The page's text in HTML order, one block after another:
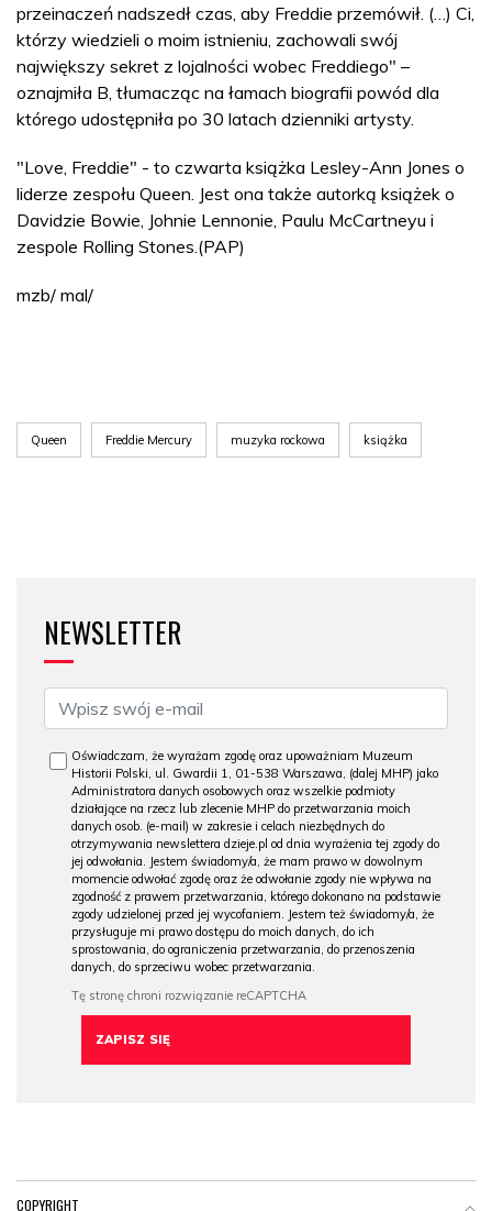
przeinaczeń nadszedł czas, aby Freddie przemówił. (…) Ci,
którzy wiedzieli o moim istnieniu, zachowali swój
największy sekret z lojalności wobec Freddiego" –
oznajmiła B, tłumacząc na łamach biografii powód dla
którego udostępniła po 30 latach dzienniki artysty.
"Love, Freddie" - to czwarta książka Lesley-Ann Jones o
liderze zespołu Queen. Jest ona także autorką książek o
Davidzie Bowie, Johnie Lennonie, Paulu McCartneyu i
zespole Rolling Stones.(PAP)
mzb/ mal/
Queen Freddie Mercury muzyka rockowa książka
NEWSLETTER
Oświadczam, że wyrażam zgodę oraz upoważniam Muzeum
Historii Polski, ul. Gwardii 1, 01-538 Warszawa, (dalej MHP) jako
Administratora danych osobowych oraz wszelkie podmioty
działające na rzecz lub zlecenie MHP do przetwarzania moich
danych osob. (e-mail) w zakresie i celach niezbędnych do
otrzymywania newslettera dzieje.pl od dnia wyrażenia tej zgody do
jej odwołania. Jestem świadomy/a, że mam prawo w dowolnym
momencie odwołać zgodę oraz że odwołanie zgody nie wpływa na
zgodność z prawem przetwarzania, którego dokonano na podstawie
zgody udzielonej przed jej wycofaniem. Jestem też świadomy/a, że
przysługuje mi prawo dostępu do moich danych, do ich
sprostowania, do ograniczenia przetwarzania, do przenoszenia
danych, do sprzeciwu wobec przetwarzania.
COPYRIGHT